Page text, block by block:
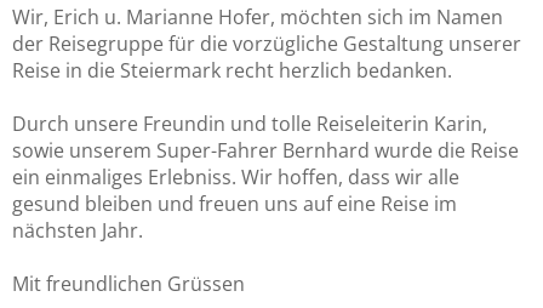
Über uns
Datenschutz
Reisebedingungen/AGB Zimmervermietung
Standardinformationsblatt
Wir, Erich u. Marianne Hofer, möchten sich im Namen
der Reisegruppe für die vorzügliche Gestaltung unserer
Reise in die Steiermark recht herzlich bedanken.
Durch unsere Freundin und tolle Reiseleiterin Karin,
sowie unserem Super-Fahrer Bernhard wurde die Reise
ein einmaliges Erlebniss. Wir hoffen, dass wir alle
gesund bleiben und freuen uns auf eine Reise im
nächsten Jahr.
Mit freundlichen Grüssen